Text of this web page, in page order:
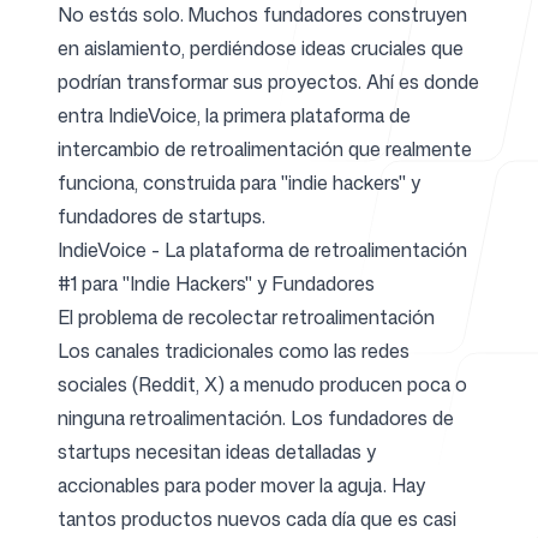
Para agencias
Blog
Precios
Centro de ayuda
No estás solo. Muchos fundadores construyen
en aislamiento, perdiéndose ideas cruciales que
podrían transformar sus proyectos. Ahí es donde
entra IndieVoice, la primera plataforma de
intercambio de retroalimentación que realmente
funciona, construida para "indie hackers" y
fundadores de startups.
IndieVoice - La plataforma de retroalimentación
#1 para "Indie Hackers" y Fundadores
El problema de recolectar retroalimentación
Los canales tradicionales como las redes
sociales (Reddit, X) a menudo producen poca o
ninguna retroalimentación. Los fundadores de
startups necesitan ideas detalladas y
accionables para poder mover la aguja. Hay
tantos productos nuevos cada día que es casi